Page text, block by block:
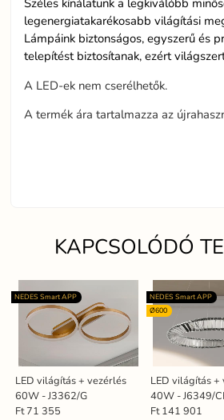
legenergiatakarékosabb világítási
Lámpáink biztonságos, egyszerű és
telepítést biztosítanak, ezért
A LED-ek nem cserélhetők.
A termék ára tartalmazza az
KAPCSOLÓDÓ
LED világítás + vezérlés
60W - J3362/G
NEDES Smart APP
Ft 71 355
LED világítás +
40W - J6349/
NEDES Smart APP
Ø600
Ft 141 901